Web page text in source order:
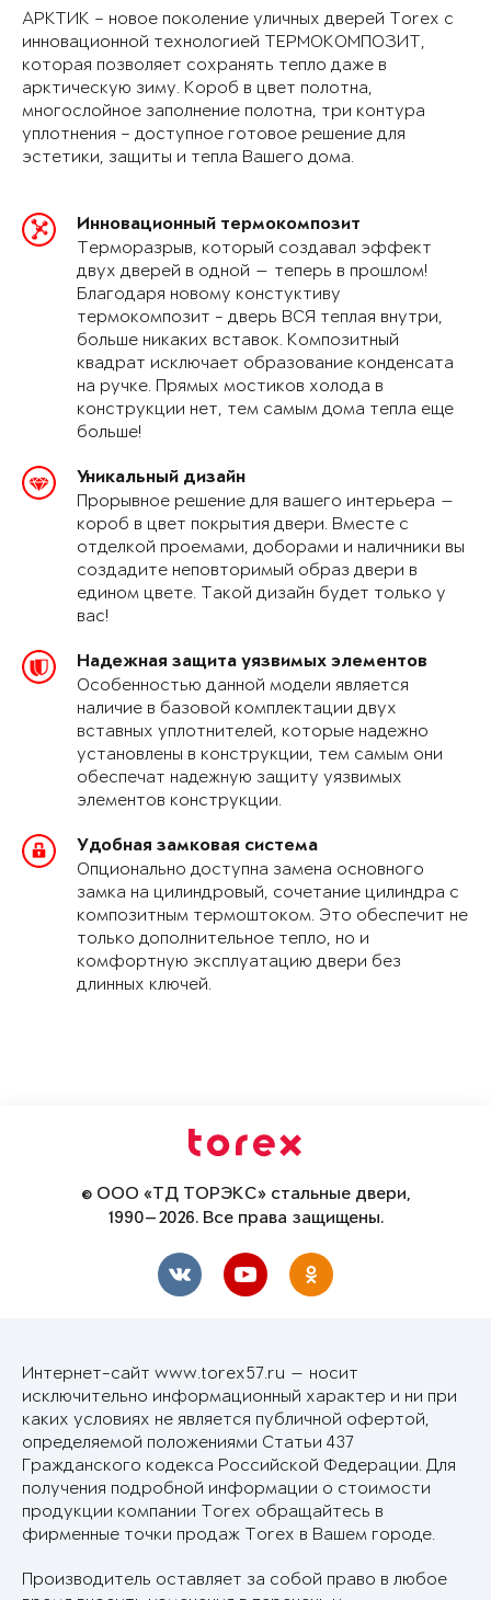
АРКТИК – новое поколение уличных дверей Torex с
инновационной технологией ТЕРМОКОМПОЗИТ,
которая позволяет сохранять тепло даже в
арктическую зиму. Короб в цвет полотна,
многослойное заполнение полотна, три контура
уплотнения – доступное готовое решение для
эстетики, защиты и тепла Вашего дома.
Инновационный термокомпозит
Терморазрыв, который создавал эффект
двух дверей в одной — теперь в прошлом!
Благодаря новому констуктиву
термокомпозит - дверь ВСЯ теплая внутри,
больше никаких вставок. Композитный
квадрат исключает образование конденсата
на ручке. Прямых мостиков холода в
конструкции нет, тем самым дома тепла еще
больше!
Уникальный дизайн
Прорывное решение для вашего интерьера —
короб в цвет покрытия двери. Вместе с
отделкой проемами, доборами и наличники вы
создадите неповторимый образ двери в
едином цвете. Такой дизайн будет только у
вас!
Надежная защита уязвимых элементов
Особенностью данной модели является
наличие в базовой комплектации двух
вставных уплотнителей, которые надежно
установлены в конструкции, тем самым они
обеспечат надежную защиту уязвимых
элементов конструкции.
Удобная замковая система
Опционально доступна замена основного
замка на цилиндровый, сочетание цилиндра с
композитным термоштоком. Это обеспечит не
только дополнительное тепло, но и
комфортную эксплуатацию двери без
длинных ключей.
© ООО «ТД ТОРЭКС» стальные двери,
1990—2026. Все права защищены.
Интернет-сайт www.torex57.ru — носит
исключительно информационный характер и ни при
каких условиях не является публичной офертой,
определяемой положениями Статьи 437
Гражданского кодекса Российской Федерации. Для
получения подробной информации о стоимости
продукции компании Torex обращайтесь в
фирменные точки продаж Torex в Вашем городе.
Производитель оставляет за собой право в любое